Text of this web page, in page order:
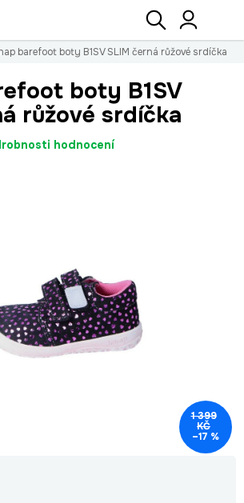
Hledat
barefoot boty B1SV SLIM černá růžové srdíčka
boty B1SV
růžové srdíčka
hodnocení
1 399
KČ
–17 %